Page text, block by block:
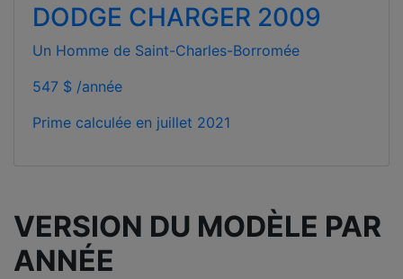
DODGE CHARGER 2009
Un Homme de Saint-Charles-Borromée
547 $ /année
Prime calculée en juillet 2021
VERSION DU MODÈLE PAR
ANNÉE